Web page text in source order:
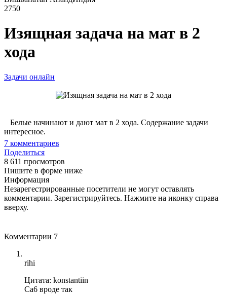
2750
Изящная задача на мат в 2
хода
Задачи онлайн
Белые начинают и дают мат в 2 хода. Содержание задачи
интересное.
7 комментариев
Поделиться
8 611 просмотров
Пишите в форме ниже
Информация
Незарегестрированные посетители не могут оставлять
комментарии. Зарегистрируйтесь. Нажмите на иконку справа
вверху.
Комментарии 7
rihi
Цитата: konstantiin
Ca6 вроде так